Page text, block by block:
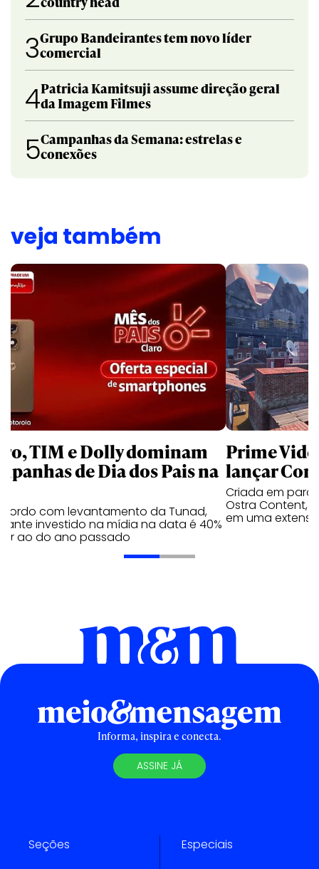
3Grupo Bandeirantes tem novo líder
comercial
4Patricia Kamitsuji assume direção geral
da Imagem Filmes
5Campanhas da Semana: estrelas e
conexões
veja também
TIM e Dolly dominam
de Dia dos Pais na
com levantamento da Tunad,
investido na mídia na data é 40%
ao do ano passado
Prime
lançar
Criada em
Ostra Content,
em uma
Informa, inspira e conecta.
ASSINE JÁ
Seções Especiais